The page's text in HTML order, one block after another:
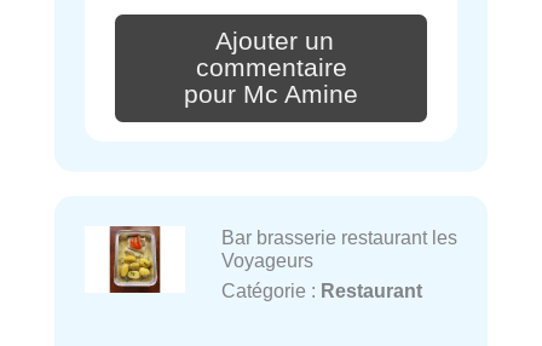
Ajouter un
commentaire
pour Mc Amine
Bar brasserie restaurant les
Voyageurs
Catégorie : Restaurant